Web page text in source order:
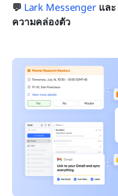
💬 Lark Messenger และ
ความคล่องตัว